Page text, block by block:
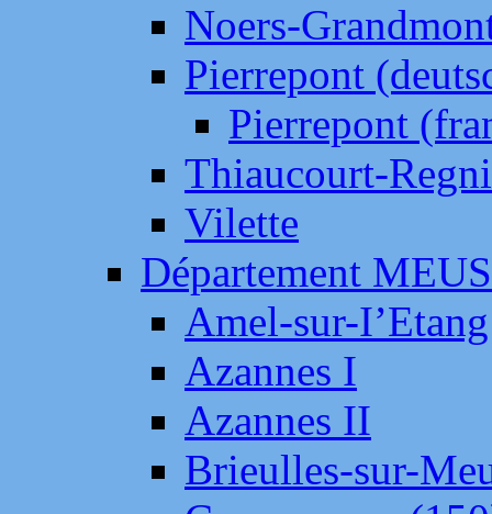
Noers-
Pierrepont
Pierrepont
Thiaucourt-
Vilette
Département
Amel-sur-
Azannes I
Azannes II
Brieulles-sur-